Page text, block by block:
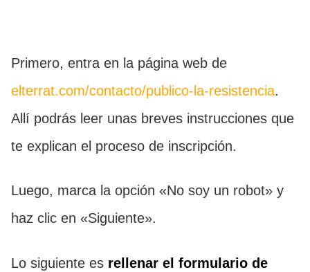
Primero, entra en la página web de
elterrat.com/contacto/publico-la-resistencia.
Allí podrás leer unas breves instrucciones que
te explican el proceso de inscripción.
Luego, marca la opción «No soy un robot» y
haz clic en «Siguiente».
Lo siguiente es rellenar el formulario de